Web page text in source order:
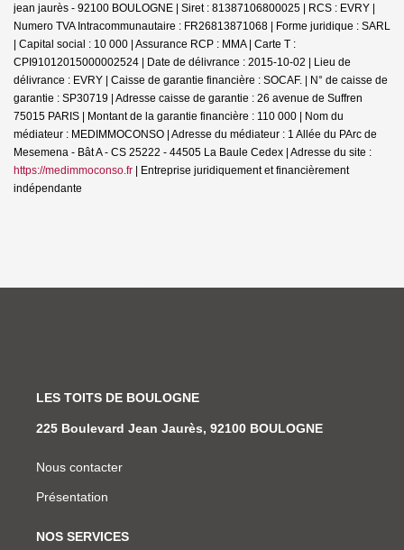
jean jaurès - 92100 BOULOGNE | Siret : 81387106800025 | RCS : EVRY |
Numero TVA Intracommunautaire : FR26813871068 | Forme juridique : SARL
| Capital social : 10 000 | Assurance RCP : MMA | Carte T :
CPI91012015000002524 | Date de délivrance : 2015-10-02 | Lieu de
délivrance : EVRY | Caisse de garantie financière : SOCAF. | N° de caisse de
garantie : SP30719 | Adresse caisse de garantie : 26 avenue de Suffren
75015 PARIS | Montant de la garantie financière : 110 000 | Nom du
médiateur : MEDIMMOCONSO | Adresse du médiateur : 1 Allée du PArc de
Mesemena - Bât A - CS 25222 - 44505 La Baule Cedex | Adresse du site :
https://medimmoconso.fr | Entreprise juridiquement et financièrement
indépendante
LES TOITS DE BOULOGNE
225 Boulevard Jean Jaurès, 92100 BOULOGNE
Nous contacter
Présentation
NOS SERVICES